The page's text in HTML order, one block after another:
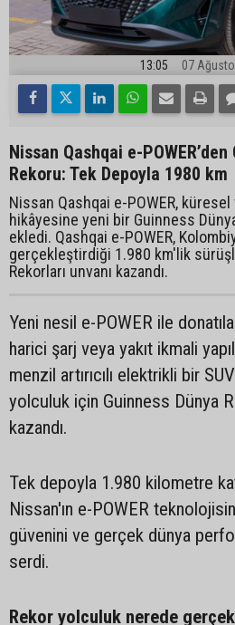
13:05 07
Nissan Qashqai e-
Rekoru: Tek Depoyla 1980 km
Nissan Qashqai e-POWER,
hikâyesine yeni bir Guinness
ekledi. Qashqai e-POWER,
gerçekleştirdiği 1.980 km'lik
Rekorları unvanı kazandı.
Yeni nesil e-POWER ile
harici şarj veya yakıt ikmali
menzil artırıcılı elektrikli bir
yolculuk için Guinness Dünya
kazandı.
Tek depoyla 1.980 kilometre
Nissan'ın e-POWER
güvenini ve gerçek dünya
serdi.
Rekor yolculuk nerede